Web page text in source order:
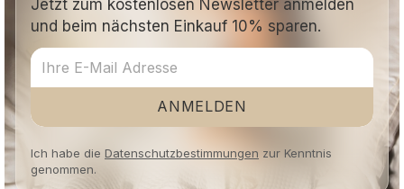
Jetzt zum kostenlosen Newsletter anmelden
und beim nächsten Einkauf 10% sparen.
ANMELDEN
Ich habe die Datenschutzbestimmungen zur Kenntnis
genommen.